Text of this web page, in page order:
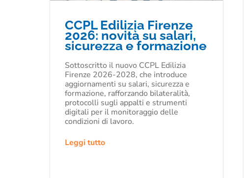
CCPL Edilizia Firenze
2026: novità su salari,
sicurezza e formazione
Sottoscritto il nuovo CCPL Edilizia
Firenze 2026-2028, che introduce
aggiornamenti su salari, sicurezza e
formazione, rafforzando bilateralità,
protocolli sugli appalti e strumenti
digitali per il monitoraggio delle
condizioni di lavoro.
Leggi tutto